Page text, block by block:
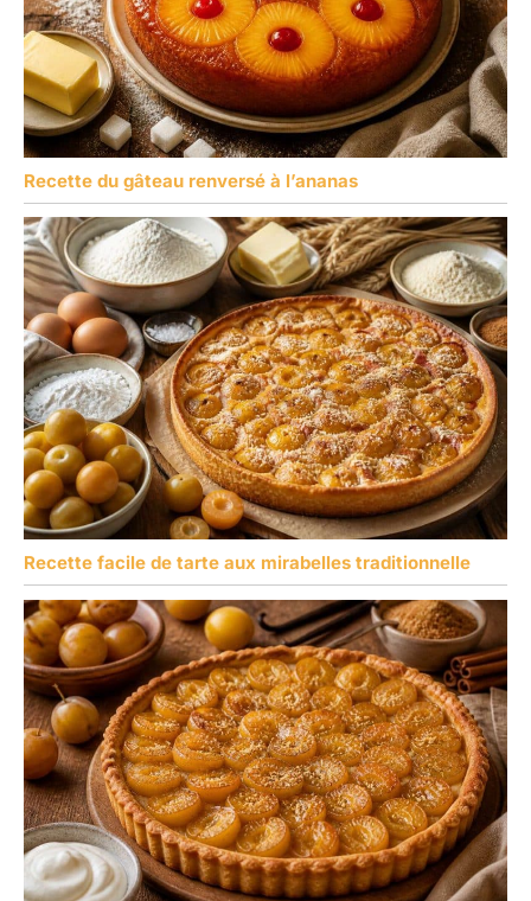
Recette du gâteau renversé à l’ananas
Recette facile de tarte aux mirabelles traditionnelle